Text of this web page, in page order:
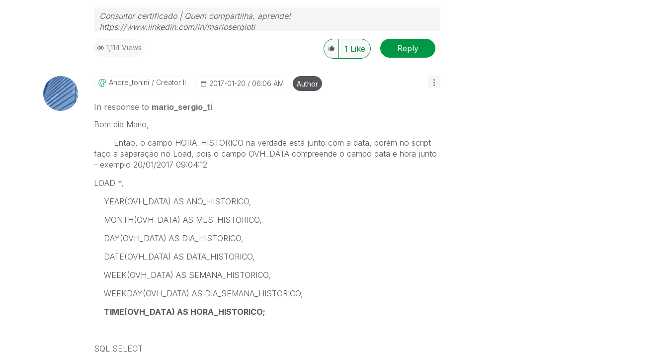
Consultor certificado | Quem compartilha, aprende!
https://www.linkedin.com/in/mariosergioti
1,114 Views 1 Like Reply
Andre_tonini Creator II ‎2017-01-20 06:06 AM Author
In response to mario_sergio_ti
Bom dia Mario,
Então, o campo HORA_HISTORICO na verdade está junto com a data, porém no script
faço a separação no Load, pois o campo OVH_DATA compreende o campo data e hora junto
- exemplo 20/01/2017 09:04:12
LOAD *,
YEAR(OVH_DATA) AS ANO_HISTORICO,
MONTH(OVH_DATA) AS MES_HISTORICO,
DAY(OVH_DATA) AS DIA_HISTORICO,
DATE(OVH_DATA) AS DATA_HISTORICO,
WEEK(OVH_DATA) AS SEMANA_HISTORICO,
WEEKDAY(OVH_DATA) AS DIA_SEMANA_HISTORICO,
TIME(OVH_DATA) AS HORA_HISTORICO;
SQL SELECT